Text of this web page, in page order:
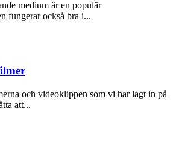
medium är en populär
fungerar också bra i...
och videoklippen som vi har lagt in på
att...